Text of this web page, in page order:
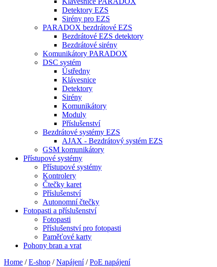
Detektory EZS
Sirény pro EZS
PARADOX bezdrátové EZS
Bezdrátové EZS detektory
Bezdrátové sirény
Komunikátory PARADOX
DSC systém
Ústředny
Klávesnice
Detektory
Sirény
Komunikátory
Moduly
Příslušenství
Bezdrátové systémy EZS
AJAX - Bezdrátový systém EZS
GSM komunikátory
Přístupové systémy
Přístupové systémy
Kontrolery
Čtečky karet
Příslušenství
Autonomní čtečky
Fotopasti a příslušenství
Fotopasti
Příslušenství pro fotopasti
Paměťové karty
Pohony bran a vrat
Home / E-shop / Napájení / PoE napájení